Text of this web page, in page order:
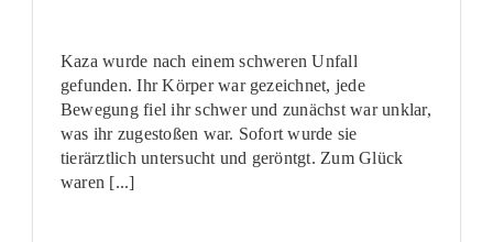
Kaza wurde nach einem schweren Unfall
gefunden. Ihr Körper war gezeichnet, jede
Bewegung fiel ihr schwer und zunächst war unklar,
was ihr zugestoßen war. Sofort wurde sie
tierärztlich untersucht und geröntgt. Zum Glück
waren [...]